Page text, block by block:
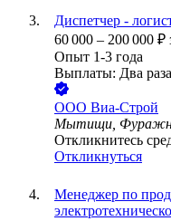
Диспетчер -
60 000 – 200 000 ₽
Опыт 1-3 года
Выплаты: Два
ООО Виа-Строй
Мытищи,
Откликнитесь
Откликнуться
Менеджер по